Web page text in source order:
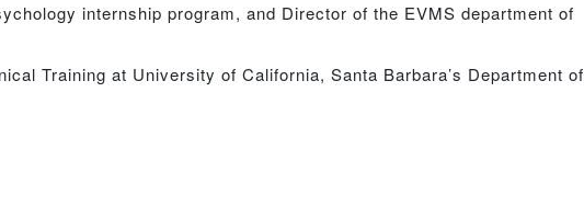
internship program, and Director of the EVMS department of
Training at University of California, Santa Barbara’s Department of